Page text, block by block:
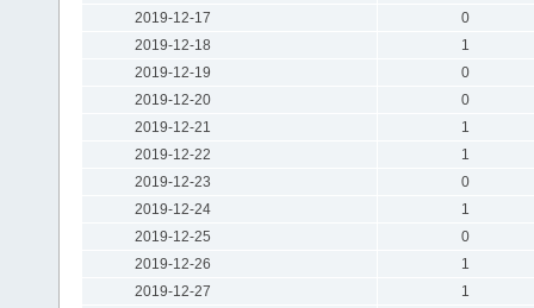
2019-12-17
0
2019-12-18
1
2019-12-19
0
2019-12-20
0
2019-12-21
1
2019-12-22
1
2019-12-23
0
2019-12-24
1
2019-12-25
0
2019-12-26
1
2019-12-27
1